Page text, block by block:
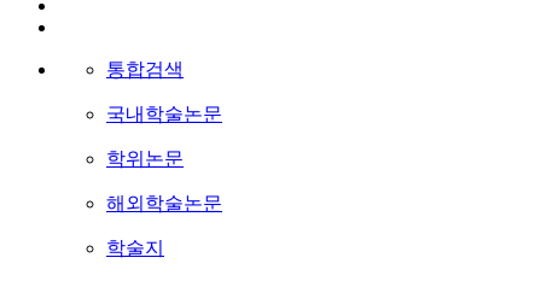
통합검색
국내학술논문
학위논문
해외학술논문
학술지